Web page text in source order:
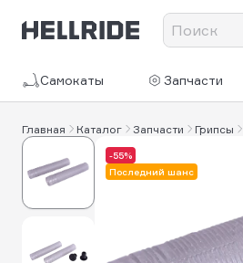
Самокаты Запчасти
Главная Каталог Запчасти Грипсы
-55%
Последний шанс